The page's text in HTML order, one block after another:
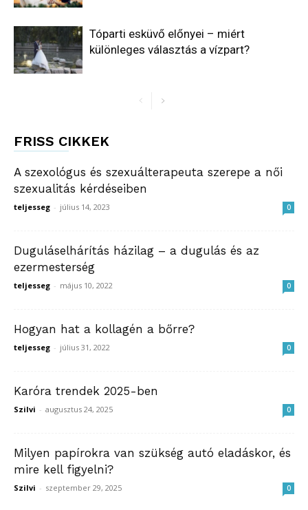
Tóparti esküvő előnyei – miért
különleges választás a vízpart?
FRISS CIKKEK
A szexológus és szexuálterapeuta szerepe a női
szexualitás kérdéseiben
teljesseg - július 14, 2023 0
Duguláselhárítás házilag – a dugulás és az
ezermesterség
teljesseg - május 10, 2022 0
Hogyan hat a kollagén a bőrre?
teljesseg - július 31, 2022 0
Karóra trendek 2025-ben
Szilvi - augusztus 24, 2025 0
Milyen papírokra van szükség autó eladáskor, és
mire kell figyelni?
Szilvi - szeptember 29, 2025 0